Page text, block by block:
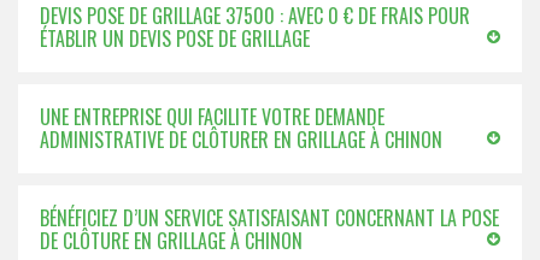
DEVIS POSE DE GRILLAGE 37500 : AVEC 0 € DE FRAIS POUR
ÉTABLIR UN DEVIS POSE DE GRILLAGE
UNE ENTREPRISE QUI FACILITE VOTRE DEMANDE
ADMINISTRATIVE DE CLÔTURER EN GRILLAGE À CHINON
BÉNÉFICIEZ D’UN SERVICE SATISFAISANT CONCERNANT LA POSE
DE CLÔTURE EN GRILLAGE À CHINON